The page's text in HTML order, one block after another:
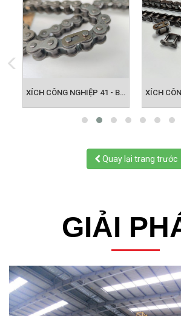
Quay lại trang trước
GIẢI